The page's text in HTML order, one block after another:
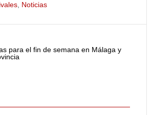
Noticias
para el fin de semana en Málaga y